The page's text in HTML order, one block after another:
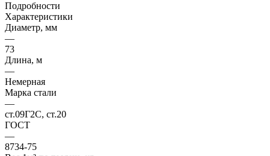
Подробности
Характеристики
Диаметр, мм
—
73
Длина, м
—
Немерная
Марка стали
—
ст.09Г2С, ст.20
ГОСТ
—
8734-75